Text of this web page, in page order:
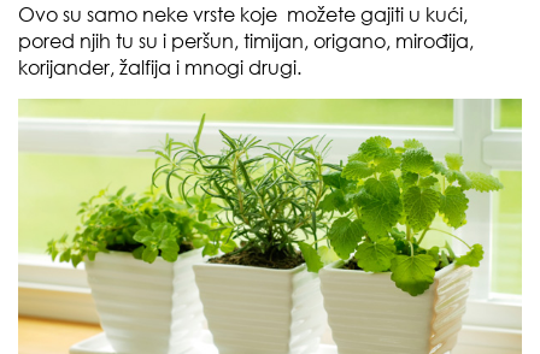
Ovo su samo neke vrste koje možete gajiti u kući,
pored njih tu su i peršun, timijan, origano, mirođija,
korijander, žalfija i mnogi drugi.